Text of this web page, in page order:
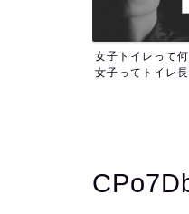
『理想の自分を
る！』やる気OL